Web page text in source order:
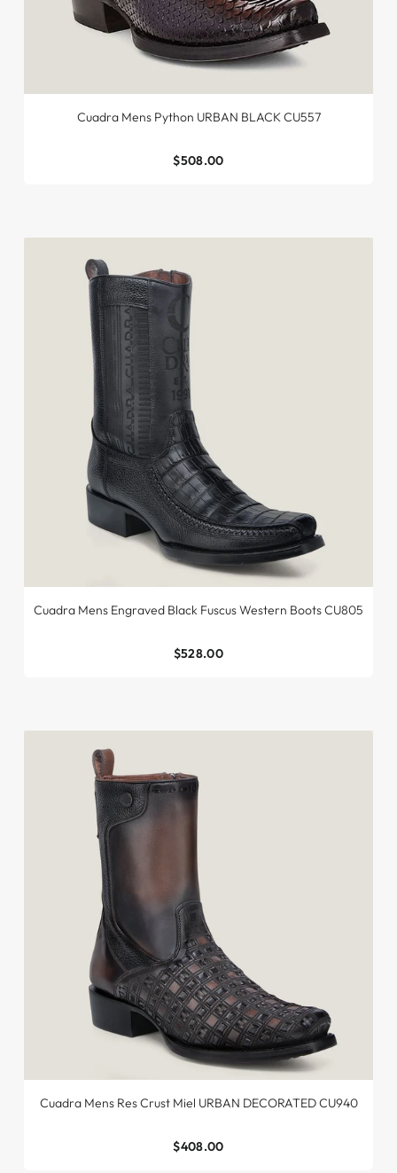
Cuadra Mens Python URBAN BLACK CU557
$508.00
Cuadra Mens Engraved Black Fuscus Western Boots CU805
$528.00
Cuadra Mens Res Crust Miel URBAN DECORATED CU940
$408.00